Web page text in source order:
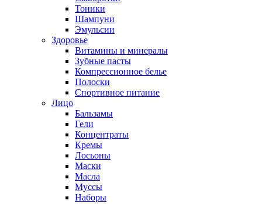
Тоники
Шампуни
Эмульсии
Здоровье
Витамины и минералы
Зубные пасты
Компрессионное белье
Полоски
Спортивное питание
Лицо
Бальзамы
Гели
Концентраты
Кремы
Лосьоны
Маски
Масла
Муссы
Наборы